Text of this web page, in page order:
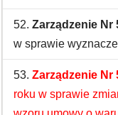
52. Zarządzenie Nr
w sprawie
53. Zarządzenie Nr
roku w sprawie